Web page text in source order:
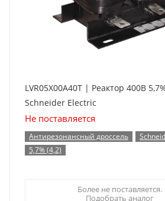
LVR05X00A40T | Реактор 400В
Schneider Electric
Не поставляется
Антирезонансный дроссель
5,7% (4,2)
Более не поставляется.
Подобрать аналог